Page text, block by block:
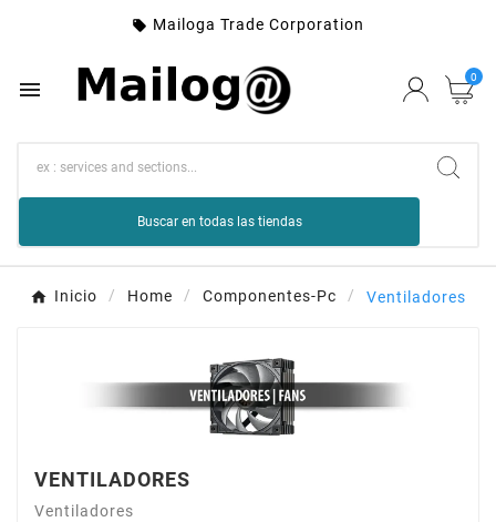
 Mailoga Trade Corporation
 0
Buscar en todas las tiendas
Inicio Home Componentes-Pc Ventiladores
VENTILADORES
Ventiladores